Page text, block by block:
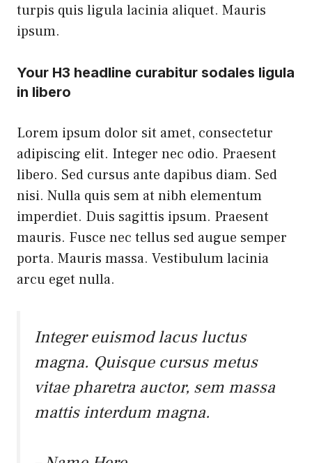
turpis quis ligula lacinia aliquet. Mauris
ipsum.
Your H3 headline curabitur sodales ligula
in libero
Lorem ipsum dolor sit amet, consectetur
adipiscing elit. Integer nec odio. Praesent
libero. Sed cursus ante dapibus diam. Sed
nisi. Nulla quis sem at nibh elementum
imperdiet. Duis sagittis ipsum. Praesent
mauris. Fusce nec tellus sed augue semper
porta. Mauris massa. Vestibulum lacinia
arcu eget nulla.
Integer euismod lacus luctus
magna. Quisque cursus metus
vitae pharetra auctor, sem massa
mattis interdum magna.